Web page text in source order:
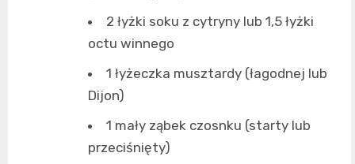
2 łyżki soku z cytryny lub 1,5 łyżki
octu winnego
1 łyżeczka musztardy (łagodnej lub
Dijon)
1 mały ząbek czosnku (starty lub
przeciśnięty)